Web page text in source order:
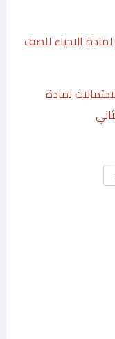
الاحياء للصف
لمادة